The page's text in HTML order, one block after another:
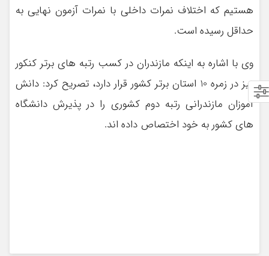
هستیم که اختلاف نمرات داخلی با نمرات آزمون نهایی به
حداقل رسیده است.
وی با اشاره به اینکه مازندران در کسب رتبه های برتر کنکور
نیز در زمره 10 استان برتر کشور قرار دارد، تصریح کرد: دانش
آموزان مازندرانی رتبه دوم کشوری را در پذیرش دانشگاه
های کشور به خود اختصاص داده اند.